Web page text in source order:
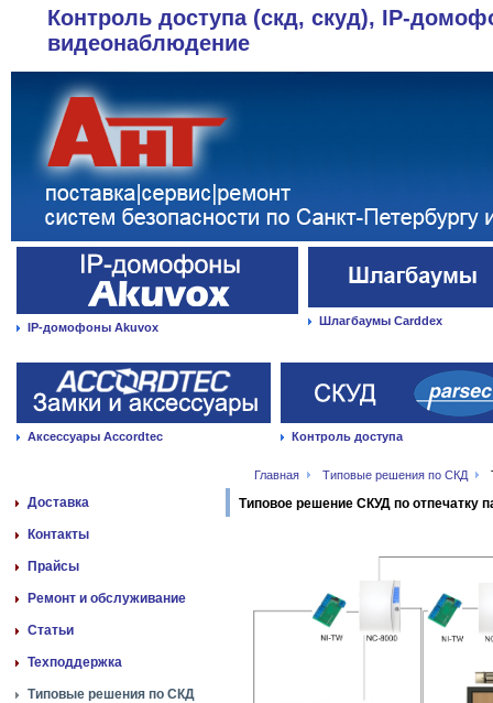
Контроль доступа (скд, скуд), IP-
видеонаблюдение
IP-домофоны Akuvox Шлагбаумы Carddex
Аксессуары Accordtec Контроль доступа
Главная Типовые решения по СКД
Доставка
Контакты
Прайсы
Ремонт и обслуживание
Статьи
Техподдержка
Типовые решения по СКД
Типовое решение СКУД по отпечатку